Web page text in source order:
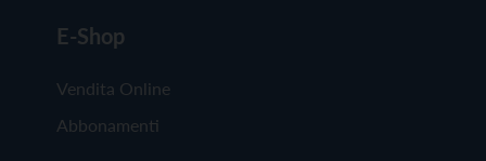
E-Shop
Vendita Online
Abbonamenti